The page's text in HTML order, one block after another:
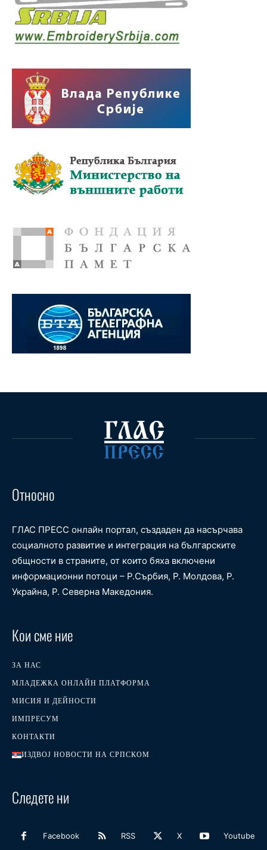
Относно
ГЛАС ПРЕСС онлайн портал, създаден да насърчава
социалното развитие и интеграция на българските
общности в страните, от които бяха включени
информационни потоци – Р.Сърбия, Р. Молдова, Р.
Украйна, Р. Северна Македония.
Кои сме ние
ЗА НАС
МЛАДЕЖКА ОНЛАЙН ПЛАТФОРМА
МИСИЯ И ДЕЙНОСТИ
ИМПРЕСУМ
КОНТАКТИ
ИЗДВОЈ НОВОСТИ НА СРПСКОМ
Следете ни
Facebook RSS X Youtube